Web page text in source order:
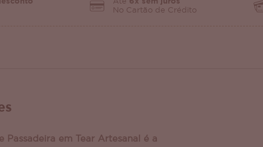
No Cartão de Crédito
Passadeira em Tear Artesanal é a